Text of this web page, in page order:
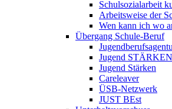
Schulsozialarbeit
Arbeitsweise der
Wen kann ich wo
Übergang Schule-Beruf
Jugend
Jugend Stärken
Careleaver
ÜSB-Netzwerk
JUST BEst